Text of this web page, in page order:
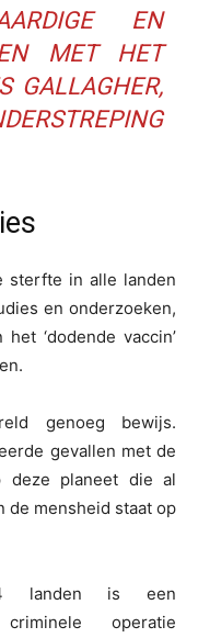
EN
MET HET
GALLAGHER,
sterfte in alle landen
en onderzoeken,
‘dodende vaccin’
genoeg bewijs.
gevallen met de
deze planeet die al
de mensheid staat op
landen is een
operatie